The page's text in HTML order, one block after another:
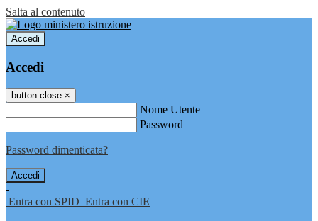
Salta al contenuto
Accedi
Accedi
button close ×
Nome Utente
Password
Password dimenticata?
-
Entra con SPID Entra con CIE